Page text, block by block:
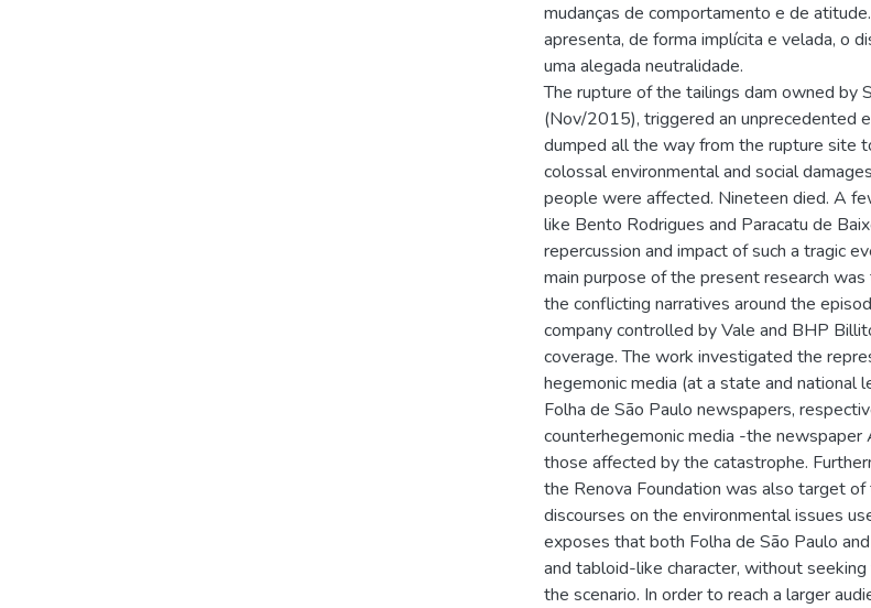
mudanças de comportamento e de
apresenta, de forma implícita e velada, o
uma alegada neutralidade.
The rupture of the tailings dam owned by
(Nov/2015), triggered an unprecedented
dumped all the way from the rupture site
colossal environmental and social
people were affected. Nineteen died. A
like Bento Rodrigues and Paracatu de
repercussion and impact of such a tragic
main purpose of the present research
the conflicting narratives around the
company controlled by Vale and BHP
coverage. The work investigated the
hegemonic media (at a state and national
Folha de São Paulo newspapers,
counterhegemonic media -the
those affected by the catastrophe.
the Renova Foundation was also target
discourses on the environmental issues
exposes that both Folha de São Paulo
and tabloid-like character, without
the scenario. In order to reach a larger